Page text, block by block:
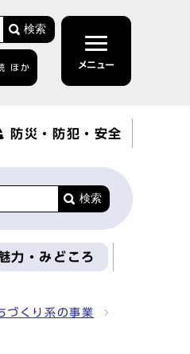
検索
ほか メニュー
防災・防犯・安全
検索
力・みどころ
づくり系の事業